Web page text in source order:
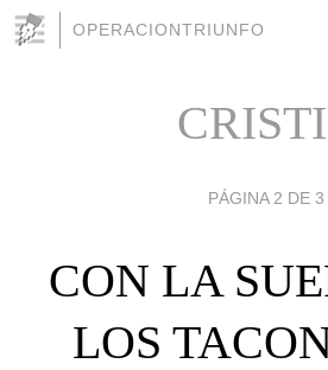
OPERACIONTRIUNFO
PÁGINA 2 DE 3
CON LA
LOS